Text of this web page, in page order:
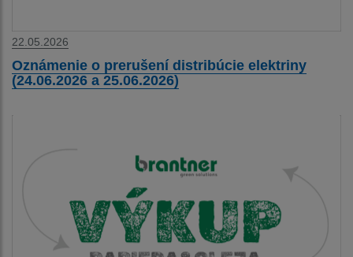
22.05.2026
Oznámenie o prerušení distribúcie elektriny
(24.06.2026 a 25.06.2026)